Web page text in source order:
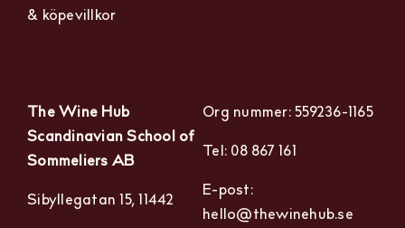
& köpevillkor
The Wine Hub
Scandinavian School of
Sommeliers AB
Sibyllegatan 15, 11442
Org nummer: 559236-1165
Tel: 08 867 161
E-post:
hello@thewinehub.se